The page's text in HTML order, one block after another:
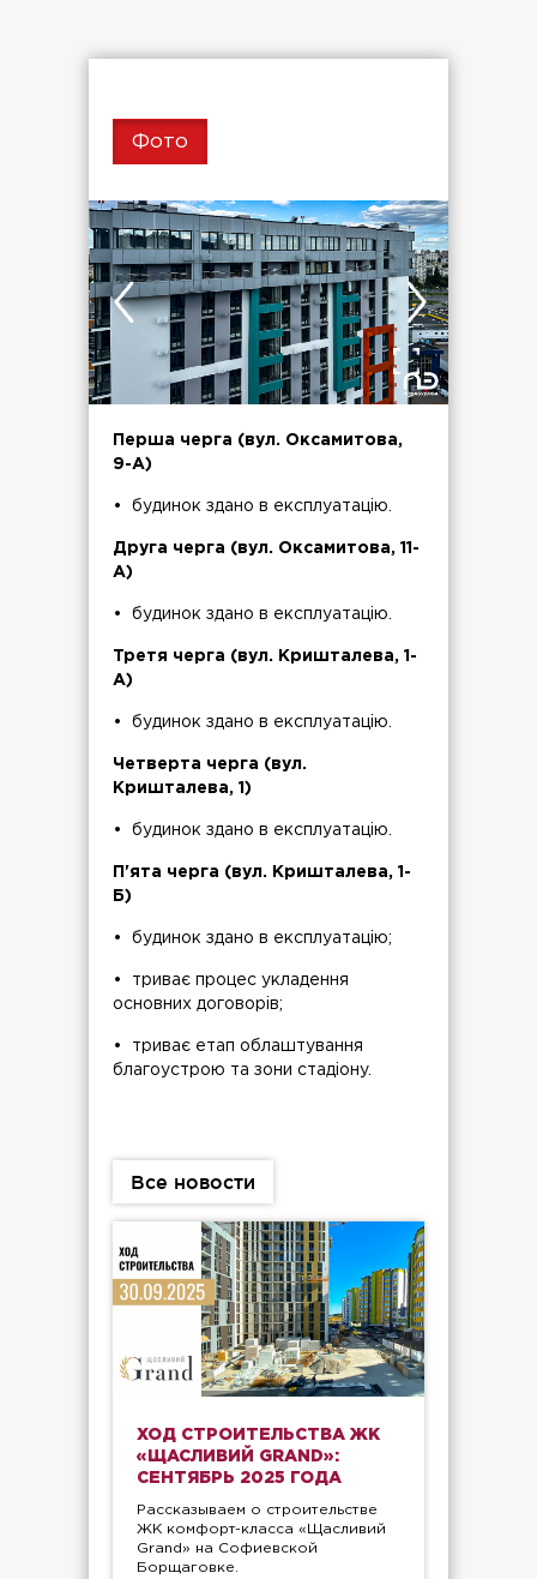
Фото
Перша черга (вул. Оксамитова,
9-А)
• будинок здано в експлуатацію.
Друга черга (вул. Оксамитова, 11-
А)
• будинок здано в експлуатацію.
Третя черга (вул. Кришталева, 1-
А)
• будинок здано в експлуатацію.
Четверта черга (вул.
Кришталева, 1)
• будинок здано в експлуатацію.
П'ята черга (вул. Кришталева, 1-
Б)
• будинок здано в експлуатацію;
• триває процес укладення
основних договорів;
• триває етап облаштування
благоустрою та зони стадіону.
Все новости
ХОД СТРОИТЕЛЬСТВА ЖК
«ЩАСЛИВИЙ GRAND»:
СЕНТЯБРЬ 2025 ГОДА
Рассказываем о строительстве
ЖК комфорт-класса «Щасливий
Grand» на Софиевской
Борщаговке.